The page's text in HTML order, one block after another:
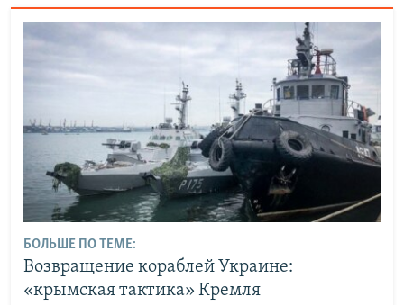
БОЛЬШЕ ПО ТЕМЕ:
Возвращение кораблей Украине:
«крымская тактика» Кремля